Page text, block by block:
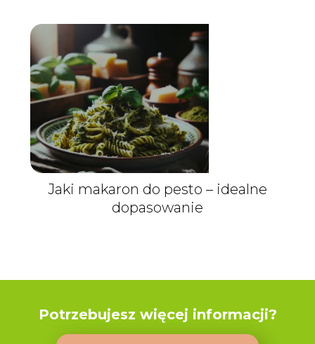
Jaki makaron do pesto – idealne
dopasowanie
Potrzebujesz więcej informacji?